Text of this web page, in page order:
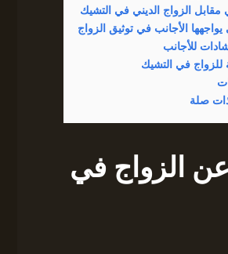
مقابل الزواج الديني في التشيك
يواجهها الأجانب في توثيق الزواج
للأجانب
للزواج في التشيك
صلة
الزواج في